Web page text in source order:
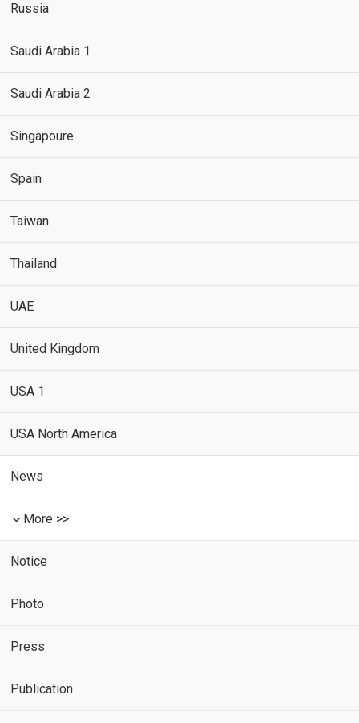
Russia
Saudi Arabia 1
Saudi Arabia 2
Singapoure
Spain
Taiwan
Thailand
UAE
United Kingdom
USA 1
USA North America
News
More >>
Notice
Photo
Press
Publication